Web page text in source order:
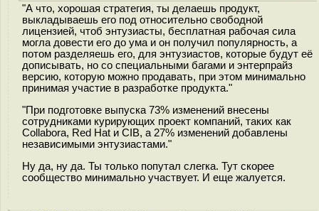
"А что, хорошая стратегия, ты делаешь продукт,
выкладываешь его под относительно свободной
лицензией, чтоб энтузиасты, бесплатная рабочая сила
могла довести его до ума и он получил популярность, а
потом разделяешь его, для энтузиастов, которые будут её
дописывать, но со специальными багами и энтерпрайз
версию, которую можно продавать, при этом минимально
принимая участие в разработке продукта."
"При подготовке выпуска 73% изменений внесены
сотрудниками курирующих проект компаний, таких как
Collabora, Red Hat и CIB, а 27% изменений добавлены
независимыми энтузиастами."
Ну да, ну да. Ты только попутал слегка. Тут скорее
сообщество минимально участвует. И еще жалуется.